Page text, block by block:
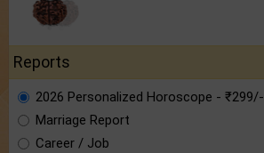
Reports
2026 Personalized Horoscope - ₹299/-
Marriage Report
Career / Job